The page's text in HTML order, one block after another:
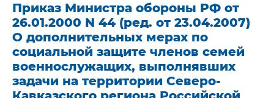
Приказ Министра обороны РФ от
26.01.2000 N 44 (ред. от 23.04.2007)
О дополнительных мерах по
социальной защите членов семей
военнослужащих, выполнявших
задачи на территории Северо-